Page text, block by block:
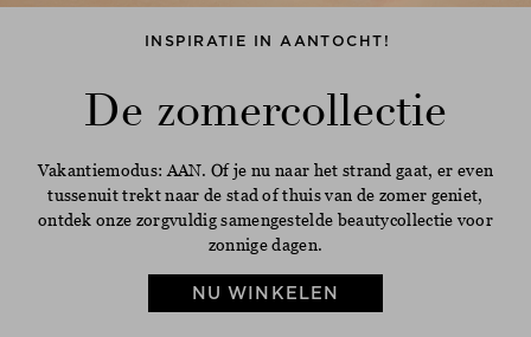
INSPIRATIE IN AANTOCHT!
De zomercollectie
Vakantiemodus: AAN. Of je nu naar het strand gaat, er even
tussenuit trekt naar de stad of thuis van de zomer geniet,
ontdek onze zorgvuldig samengestelde beautycollectie voor
zonnige dagen.
NU WINKELEN